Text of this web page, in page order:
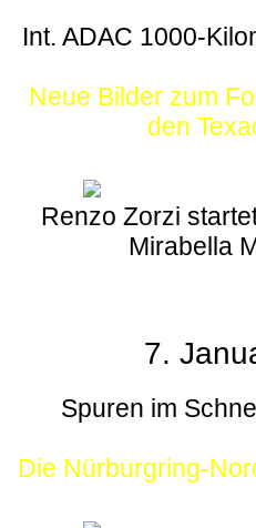
Int. ADAC 1000-
Neue Bilder zum
den
Renzo Zorzi
Mirabella
7.
Spuren im
Die Nürburgring-